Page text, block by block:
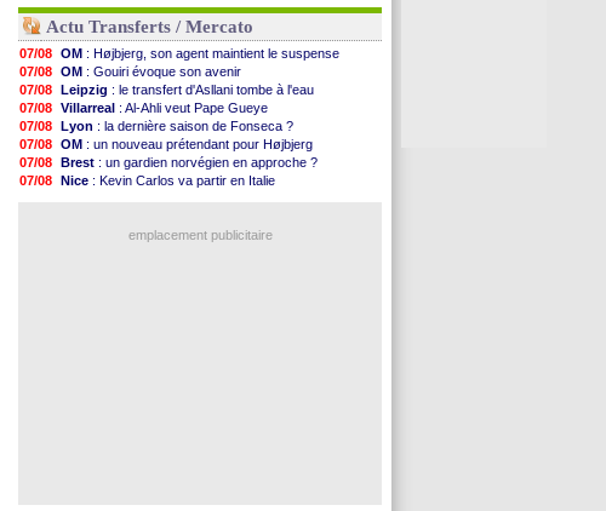
Actu Transferts / Mercato
07/08 OM : Højbjerg, son agent maintient le suspense
07/08 OM : Gouiri évoque son avenir
07/08 Leipzig : le transfert d'Asllani tombe à l'eau
07/08 Villarreal : Al-Ahli veut Pape Gueye
07/08 Lyon : la dernière saison de Fonseca ?
07/08 OM : un nouveau prétendant pour Højbjerg
07/08 Brest : un gardien norvégien en approche ?
07/08 Nice : Kevin Carlos va partir en Italie
: Mangala prêté à Getafe (officiel)
emplacement publicitaire